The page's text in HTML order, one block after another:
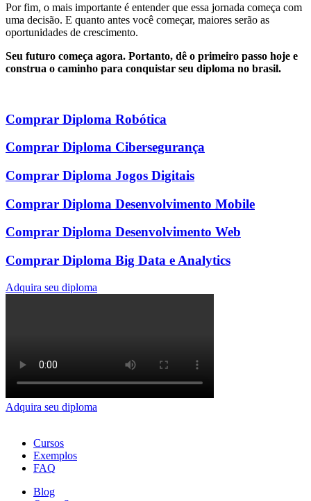
Por fim, o mais importante é entender que essa jornada começa com
uma decisão. E quanto antes você começar, maiores serão as
oportunidades de crescimento.
Seu futuro começa agora. Portanto, dê o primeiro passo hoje e
construa o caminho para conquistar seu diploma no brasil.
Comprar Diploma Robótica
Comprar Diploma Cibersegurança
Comprar Diploma Jogos Digitais
Comprar Diploma Desenvolvimento Mobile
Comprar Diploma Desenvolvimento Web
Comprar Diploma Big Data e Analytics
Adquira seu diploma
Adquira seu diploma
Cursos
Exemplos
FAQ
Blog